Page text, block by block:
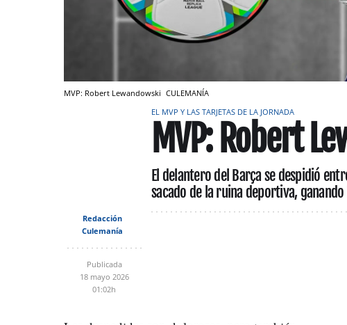
MVP: Robert Lewandowski CULEMANÍA
EL MVP Y LAS TARJETAS DE LA JORNADA
MVP: Robert
El delantero del Barça se despidió
sacado de la ruina deportiva,
Redacción
Culemanía
Publicada
18 mayo 2026
01:02h